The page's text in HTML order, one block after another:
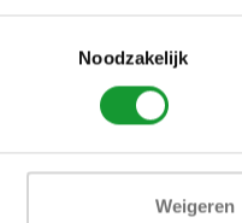
Noodzakelijk
Weigeren